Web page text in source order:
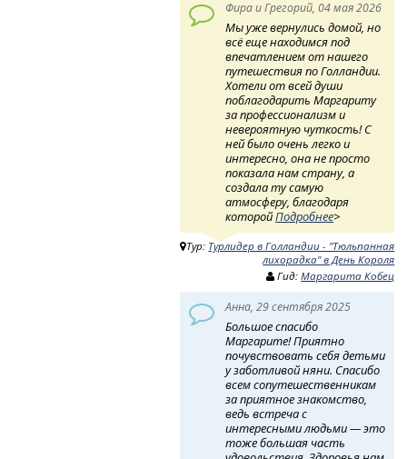
Фира и Грегорий, 04 мая 2026
Мы уже вернулись домой, но
всё еще находимся под
впечатлением от нашего
путешествия по Голландии.
Хотели от всей души
поблагодарить Маргариту
за профессионализм и
невероятную чуткость! ​ С
ней было очень легко и
интересно, она не просто
показала нам страну, а
создала ту самую
атмосферу, благодаря
которойПодробнее>
Тур: Турлидер в Голландии - "Тюльпанная
лихорадка" в День Короля
Гид:Маргарита Кобец
Анна, 29 сентября 2025
Большое спасибо
Маргарите! Приятно
почувствовать себя детьми
у заботливой няни. Спасибо
всем сопутешественникам
за приятное знакомство,
ведь встреча с
интересными людьми — это
тоже большая часть